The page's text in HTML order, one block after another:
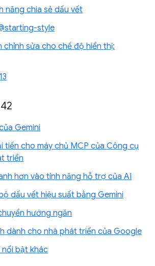
năng chia sẻ dấu vết
style
chỉnh sửa cho chế độ hiển thị:
Gemini
tiến cho máy chủ MCP của Công cụ
triển
hơn vào tính năng hỗ trợ của AI
dấu vết hiệu suất bằng Gemini
hướng ngăn
dành cho nhà phát triển của Google
nổi bật khác